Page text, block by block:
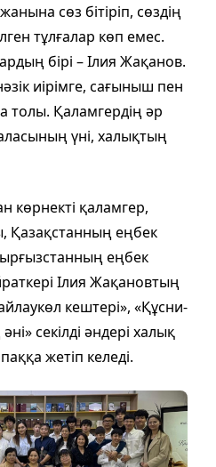
сөз бітіріп, сөздің
тұлғалар көп емес.
бірі – Ілия Жақанов.
иірімге, сағыныш пен
толы. Қаламгердің әр
үні, халықтың
көрнекті қаламгер,
Қазақстанның еңбек
еңбек
Ілия Жақановтың
кештері», «Құсни-
секілді әндері халық
жетіп келеді.